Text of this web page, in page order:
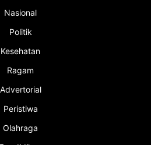
Nasional
Politik
Kesehatan
Ragam
Advertorial
Peristiwa
Olahraga